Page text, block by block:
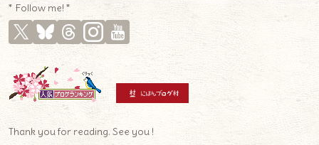
* Follow me! *
Thank you for reading. See you !